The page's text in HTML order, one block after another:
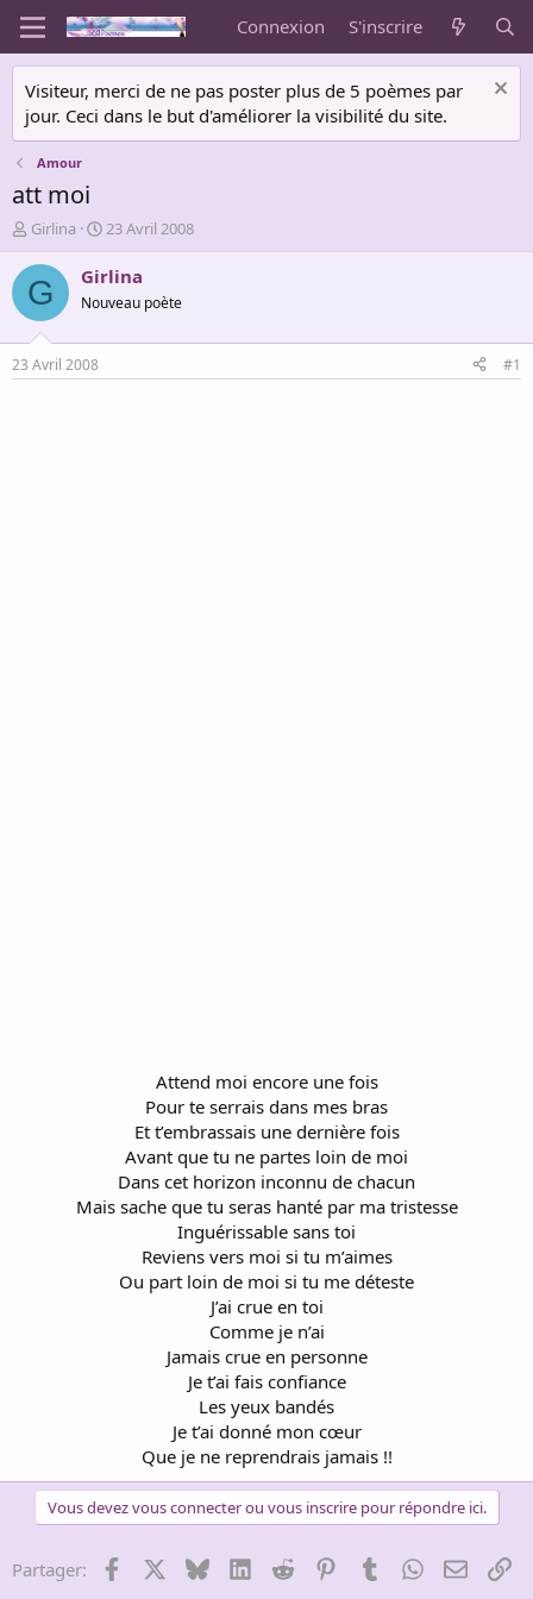
Connexion S'inscrire
Visiteur, merci de ne pas poster plus de 5 poèmes par
jour. Ceci dans le but d'améliorer la visibilité du site.
Amour
att moi
A
u
t
e
r
d
e
Girlina
D
a
t
d
é
23 Avril 2008
G Girlina
Nouveau poète
23 Avril 2008 #1
Attend moi encore une fois
Pour te serrais dans mes bras
Et t’embrassais une dernière fois
Avant que tu ne partes loin de moi
Dans cet horizon inconnu de chacun
Mais sache que tu seras hanté par ma tristesse
Inguérissable sans toi
Reviens vers moi si tu m’aimes
Ou part loin de moi si tu me déteste
J’ai crue en toi
Comme je n’ai
Jamais crue en personne
Je t’ai fais confiance
Les yeux bandés
Je t’ai donné mon cœur
Que je ne reprendrais jamais !!​
Vous devez vous connecter ou vous inscrire pour répondre ici.
Partager: Facebook BlueskyLinkedInReddit PinterestTumblrWhatsApp
Email